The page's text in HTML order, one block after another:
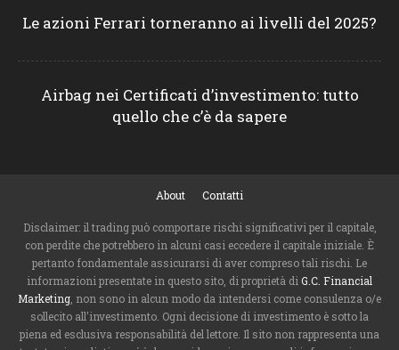
Le azioni Ferrari torneranno ai livelli del 2025?
Airbag nei Certificati d’investimento: tutto
quello che c’è da sapere
About Contatti
Disclaimer: il trading può comportare rischi significativi per il capitale,
con perdite che potrebbero in alcuni casi eccedere il capitale iniziale. È
pertanto fondamentale assicurarsi di aver compreso tali rischi. Le
informazioni presentate in questo sito, di proprietà di G.C. Financial
Marketing , non sono in alcun modo da intendersi come consulenza o/e
sollecito all'investimento. Ogni decisione di investimento è sotto la
piena ed esclusiva responsabilità del lettore. Il sito non rappresenta una